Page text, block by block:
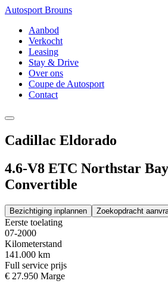
Autosport Brouns
Aanbod
Verkocht
Leasing
Stay & Drive
Over ons
Coupe de Autosport
Contact
Cadillac Eldorado
4.6-V8 ETC Northstar
Convertible
Bezichtiging inplannen Zoekopdracht
Eerste toelating
07-2000
Kilometerstand
141.000 km
Full service prijs
€ 27.950 Marge